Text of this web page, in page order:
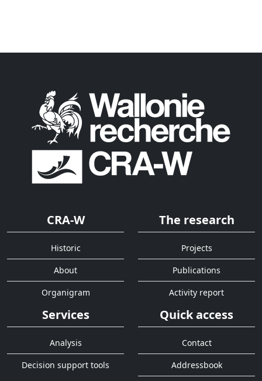
CRA-W
Historic
About
Organigram
The research
Projects
Publications
Activity report
Services
Analysis
Decision support tools
Quick access
Contact
Addressbook